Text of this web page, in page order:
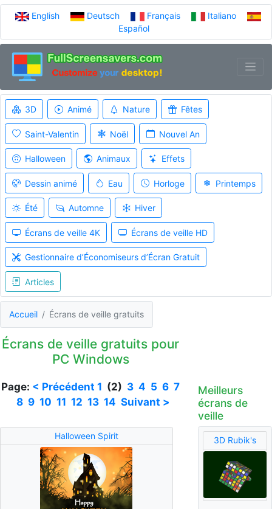
English Deutsch Français
Italiano
Español
3D Animé Nature Fêtes
Saint-Valentin Noël Nouvel An
Halloween Animaux Effets
Dessin animé Eau Horloge Printemps
Été Automne Hiver
Écrans de veille 4K Écrans de veille HD
Gestionnaire d’Économiseurs d’Écran Gratuit
Articles
Accueil Écrans de veille gratuits
Écrans de veille gratuits pour
PC Windows
Page: < Précédent 1 (2) 3 4 5 6 7
8 9 10 11 12 13 14 Suivant >
Halloween Spirit
Meilleurs
écrans de
veille
3D Rubik's